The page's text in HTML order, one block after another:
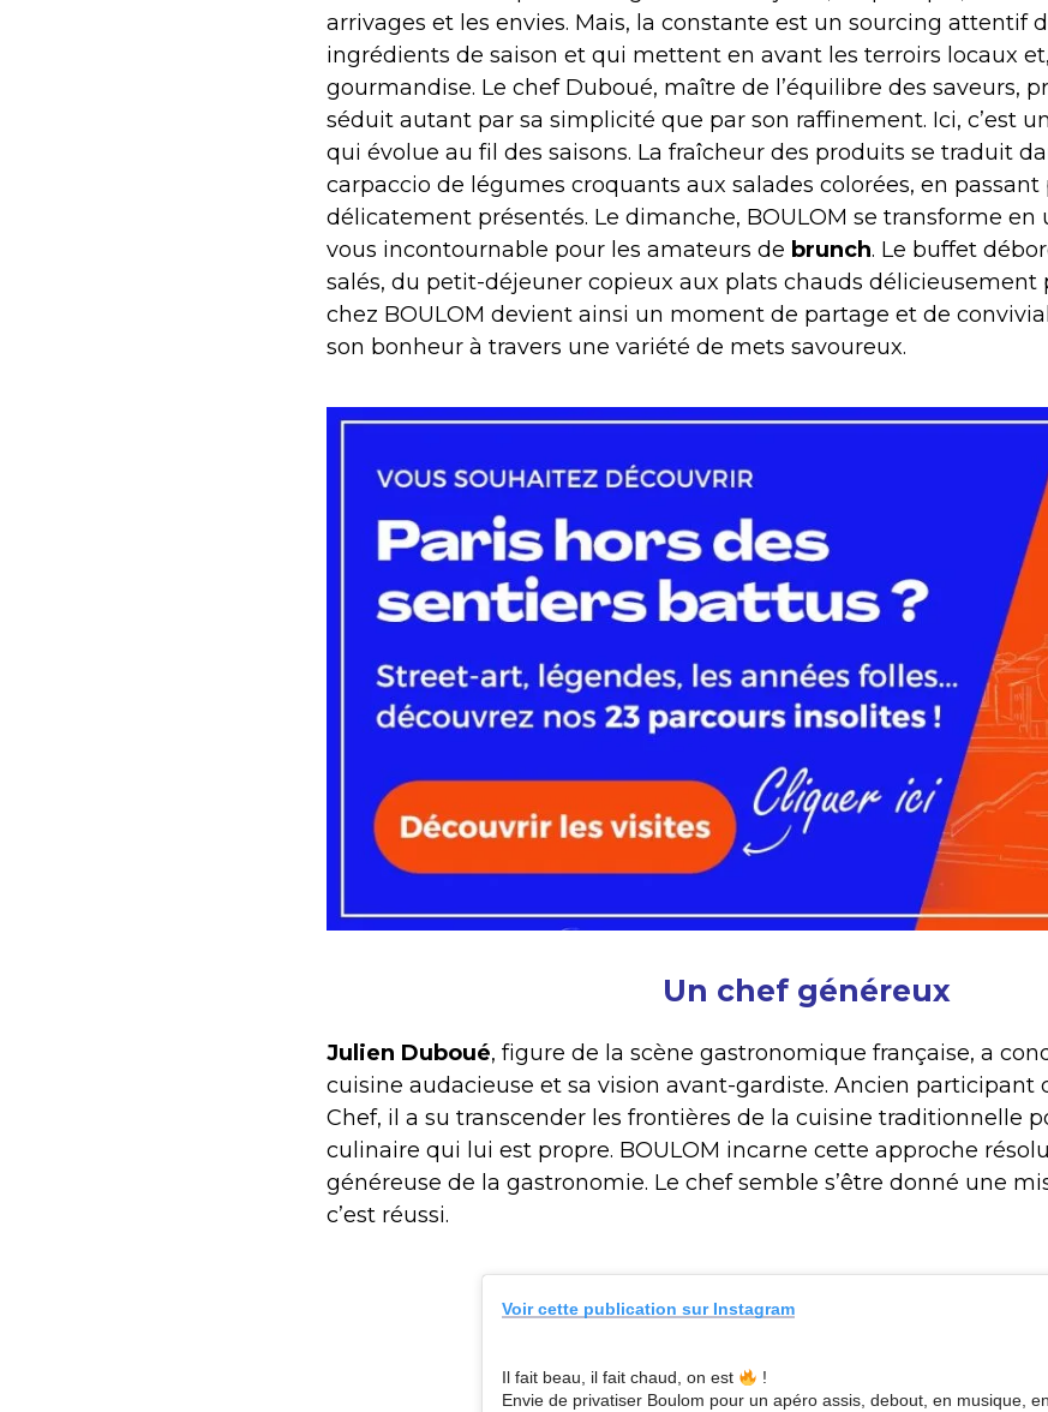
arrivages et les envies. Mais, la constante est un sourcing attentif
ingrédients de saison et qui mettent en avant les terroirs locaux
gourmandise. Le chef Duboué, maître de l’équilibre des saveurs,
séduit autant par sa simplicité que par son raffinement. Ici, c’est
qui évolue au fil des saisons. La fraîcheur des produits se traduit
carpaccio de légumes croquants aux salades colorées, en
délicatement présentés. Le dimanche, BOULOM se transforme en
vous incontournable pour les amateurs de brunch. Le buffet
salés, du petit-déjeuner copieux aux plats chauds délicieusement
chez BOULOM devient ainsi un moment de partage et de
son bonheur à travers une variété de mets savoureux.
Un chef généreux
Julien Duboué, figure de la scène gastronomique française, a
cuisine audacieuse et sa vision avant-gardiste. Ancien participant
Chef, il a su transcender les frontières de la cuisine traditionnelle
culinaire qui lui est propre. BOULOM incarne cette approche
généreuse de la gastronomie. Le chef semble s’être donné une
c’est réussi.
Voir cette publication sur Instagram
Il fait beau, il fait chaud, on est
!
Envie de privatiser Boulom pour un apéro assis, debout, en musique,